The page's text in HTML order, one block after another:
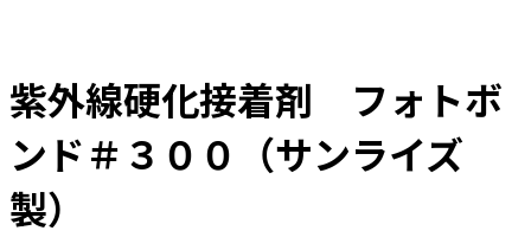
紫外線硬化接着剤 フォトボ
ンド＃３００（サンライズ
製）